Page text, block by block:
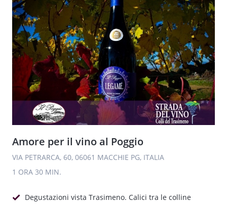
Amore per il vino al Poggio
VIA PETRARCA, 60, 06061 MACCHIE PG, ITALIA
1 ORA 30 MIN.
Degustazioni vista Trasimeno. Calici tra le colline